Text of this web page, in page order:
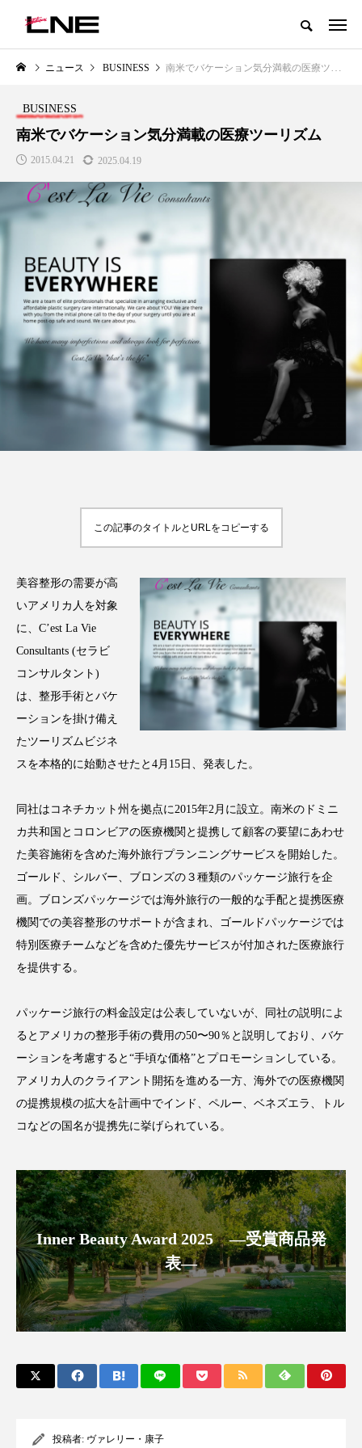
グローバルビューティ＆ヘルスケアビジネス誌
LIFESTYLE
SNSの「加工顔」と美容医療｜AI
がもたらす可能性とこれから
2026.07.13
BUSINESS
GWI調査から読み解く2030年の
都市型スパ――身近なウェルネ
の次世代モデル
FEATURED
TAG LIST タグ一覧
AI B2B BeautyTech ChatGPT
Gemini SaaS SNS
アスタキサンチン
アスレジャーコスメ アレルギー アロマ
アンチエイジング
インナービューティーアワード2025受賞商品
ウェアラブルデバイス ウェルネス
ウェルビーイング エイジングケア
カウンセラー
カカイオイル ガジェット キーワード
クローズアップ ケーススタディ
コグニティブヘルス コスト削減
コルチゾール サステナビリティ
サステナブル美容 サプライチェーン
サプリ サロンクレンジング サロン戦略
サロン経営 サロン連略 シャネル
スキンケアルーティン
ニュース BUSINESS 南米でバケーション気分満載の医療ツーリズム
BUSINESS
南米でバケーション気分満載の医療ツーリズム
2015.04.21 2025.04.19
この記事のタイトルとURLをコピーする
美容整形の需要が高
いアメリカ人を対象
に、C’est La Vie
Consultants (セラビ
コンサルタント)
は、整形手術とバケ
ーションを掛け備え
たツーリズムビジネ
スを本格的に始動させたと4月15日、発表した。
同社はコネチカット州を拠点に2015年2月に設立。南米のドミニ
カ共和国とコロンビアの医療機関と提携して顧客の要望にあわせ
た美容施術を含めた海外旅行プランニングサービスを開始した。
ゴールド、シルバー、ブロンズの３種類のパッケージ旅行を企
画。ブロンズパッケージでは海外旅行の一般的な手配と提携医療
機関での美容整形のサポートが含まれ、ゴールドパッケージでは
特別医療チームなどを含めた優先サービスが付加された医療旅行
を提供する。
パッケージ旅行の料金設定は公表していないが、同社の説明によ
るとアメリカの整形手術の費用の50〜90％と説明しており、バケ
ーションを考慮すると“手頃な価格”とプロモーションしている。
アメリカ人のクライアント開拓を進める一方、海外での医療機関
の提携規模の拡大を計画中でインド、ペルー、ベネズエラ、トル
コなどの国名が提携先に挙げられている。
Inner Beauty Award 2025 ―受賞商品発
表―
投稿者: ヴァレリー・康子